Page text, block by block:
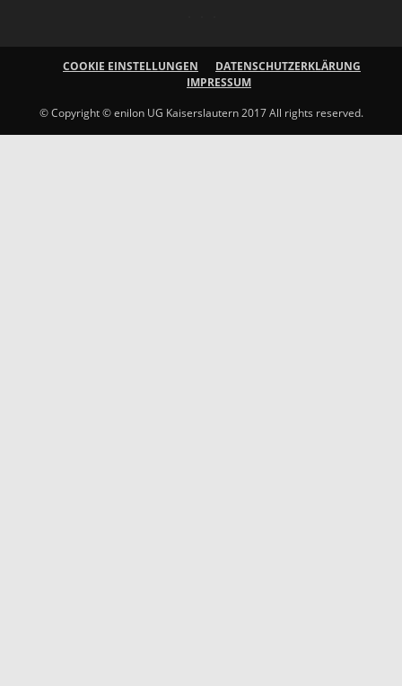
COOKIE EINSTELLUNGEN
DATENSCHUTZERKLÄRUNG
IMPRESSUM
© Copyright © enilon UG Kaiserslautern 2017 All rights reserved.